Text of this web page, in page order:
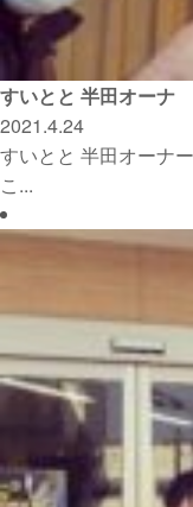
すいとと 半田オーナ
2021.4.24
すいとと 半田オーナ
こ...